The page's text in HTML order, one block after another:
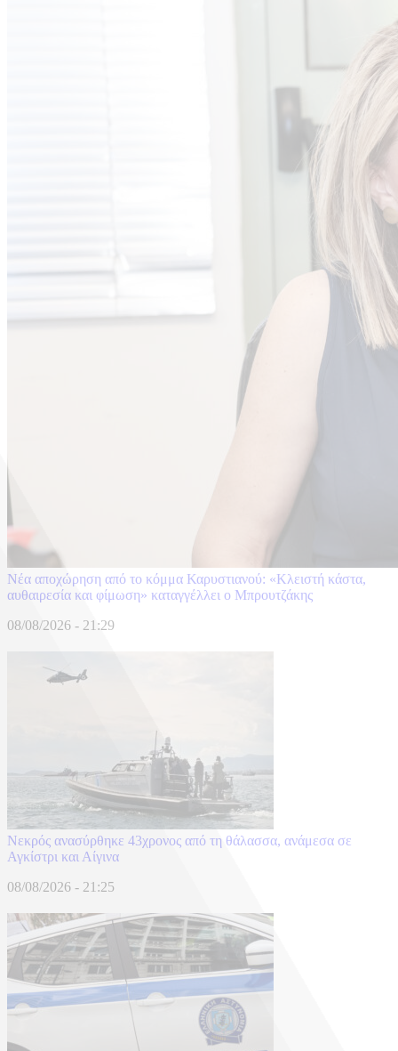
Νέα αποχώρηση από το κόμμα Καρυστιανού: «Κλειστή κάστα,
αυθαιρεσία και φίμωση» καταγγέλλει ο Μπρουτζάκης
08/08/2026 - 21:29
Νεκρός ανασύρθηκε 43χρονος από τη θάλασσα, ανάμεσα σε
Αγκίστρι και Αίγινα
08/08/2026 - 21:25